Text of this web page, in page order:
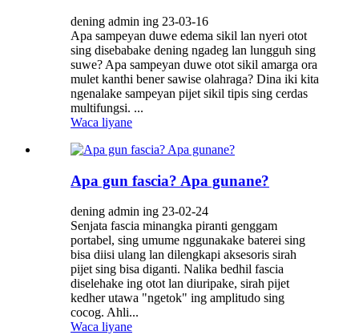
dening admin ing 23-03-16
Apa sampeyan duwe edema sikil lan nyeri otot
sing disebabake dening ngadeg lan lungguh sing
suwe? Apa sampeyan duwe otot sikil amarga ora
mulet kanthi bener sawise olahraga? Dina iki kita
ngenalake sampeyan pijet sikil tipis sing cerdas
multifungsi. ...
Waca liyane
Apa gun fascia? Apa gunane?
dening admin ing 23-02-24
Senjata fascia minangka piranti genggam
portabel, sing umume nggunakake baterei sing
bisa diisi ulang lan dilengkapi aksesoris sirah
pijet sing bisa diganti. Nalika bedhil fascia
diselehake ing otot lan diuripake, sirah pijet
kedher utawa "ngetok" ing amplitudo sing
cocog. Ahli...
Waca liyane